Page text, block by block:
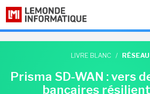
LIVRE BLANC / RÉSEAU
Prisma SD-WAN : vers
bancaires